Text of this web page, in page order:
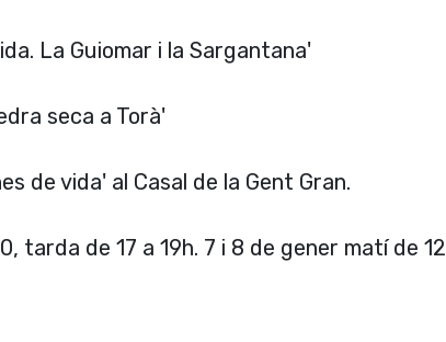
La Guiomar i la Sargantana'
seca a Torà'
de vida' al Casal de la Gent Gran.
tarda de 17 a 19h. 7 i 8 de gener matí de 12